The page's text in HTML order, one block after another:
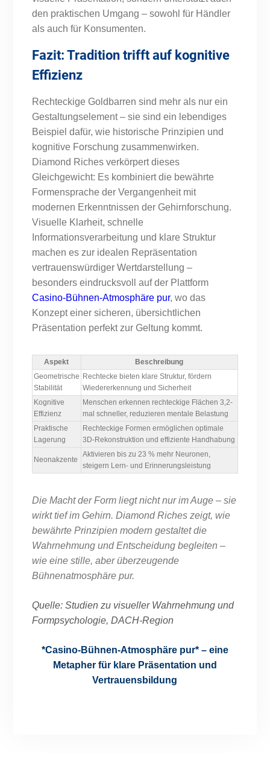
den praktischen Umgang – sowohl für Händler
als auch für Konsumenten.
Fazit: Tradition trifft auf kognitive
Effizienz
Rechteckige Goldbarren sind mehr als nur ein
Gestaltungselement – sie sind ein lebendiges
Beispiel dafür, wie historische Prinzipien und
kognitive Forschung zusammenwirken.
Diamond Riches verkörpert dieses
Gleichgewicht: Es kombiniert die bewährte
Formensprache der Vergangenheit mit
modernen Erkenntnissen der Gehirnforschung.
Visuelle Klarheit, schnelle
Informationsverarbeitung und klare Struktur
machen es zur idealen Repräsentation
vertrauenswürdiger Wertdarstellung –
besonders eindrucksvoll auf der Plattform
Casino-Bühnen-Atmosphäre pur, wo das
Konzept einer sicheren, übersichtlichen
Präsentation perfekt zur Geltung kommt.
Aspekt
Beschreibung
Geometrische
Stabilität
Rechtecke bieten klare Struktur, fördern
Wiedererkennung und Sicherheit
Kognitive
Effizienz
Menschen erkennen rechteckige Flächen 3,2-
mal schneller, reduzieren mentale Belastung
Praktische
Lagerung
Rechteckige Formen ermöglichen optimale
3D-Rekonstruktion und effiziente Handhabung
Neonakzente
Aktivieren bis zu 23 % mehr Neuronen,
steigern Lern- und Erinnerungsleistung
Die Macht der Form liegt nicht nur im Auge – sie
wirkt tief im Gehirn. Diamond Riches zeigt, wie
bewährte Prinzipien modern gestaltet die
Wahrnehmung und Entscheidung begleiten –
wie eine stille, aber überzeugende
Bühnenatmosphäre pur.
Quelle: Studien zu visueller Wahrnehmung und
Formpsychologie, DACH-Region
*Casino-Bühnen-Atmosphäre pur* – eine
Metapher für klare Präsentation und
Vertrauensbildung